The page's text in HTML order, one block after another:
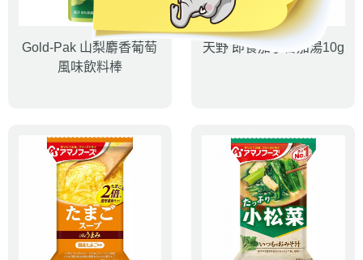
Gold-Pak 山梨麝香葡萄
風味飲料棒
天野 即食茄子番茄湯10g